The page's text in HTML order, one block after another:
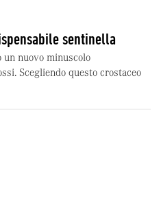
sentinella
nuovo minuscolo
Scegliendo questo crostaceo